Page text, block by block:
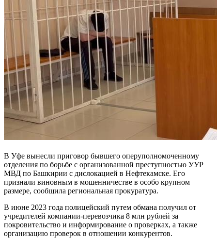
В Уфе вынесли приговор бывшего оперуполномоченному
отделения по борьбе с организованной преступностью УУР
МВД по Башкирии с дислокацией в Нефтекамске. Его
признали виновным в мошенничестве в особо крупном
размере, сообщила региональная прокуратура.
В июне 2023 года полицейский путем обмана получил от
учредителей компании-перевозчика 8 млн рублей за
покровительство и информирование о проверках, а также
организацию проверок в отношении конкурентов.